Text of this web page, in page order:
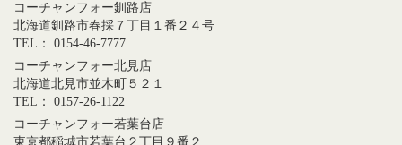
コーチャンフォー釧路店
北海道釧路市春採７丁目１番２４号
TEL： 0154-46-7777
コーチャンフォー北見店
北海道北見市並木町５２１
TEL： 0157-26-1122
コーチャンフォー若葉台店
東京都稲城市若葉台２丁目９番２